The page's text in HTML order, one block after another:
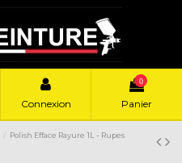
Connexion
0
Panier
Polish Efface Rayure 1L - Rupes